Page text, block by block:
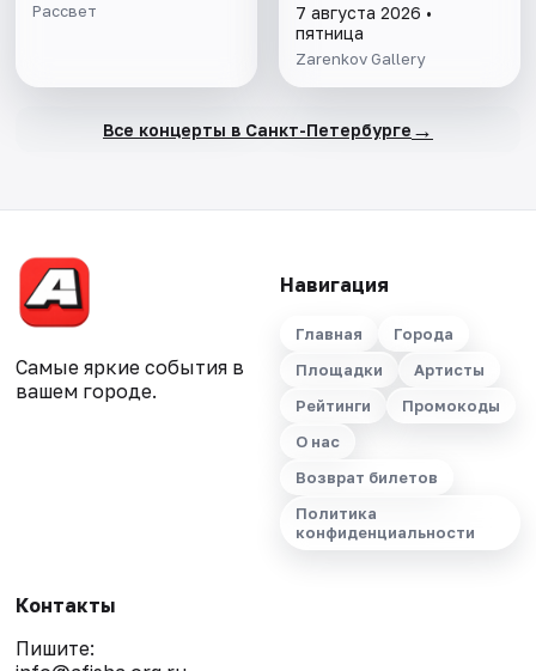
Рассвет
7 августа 2026 •
пятница
Zarenkov Gallery
Все концерты в Санкт-Петербурге →
Самые яркие события в
вашем городе.
Навигация
Главная
Города
Площадки
Артисты
Рейтинги
Промокоды
О нас
Возврат билетов
Политика
конфиденциальности
Контакты
Пишите: